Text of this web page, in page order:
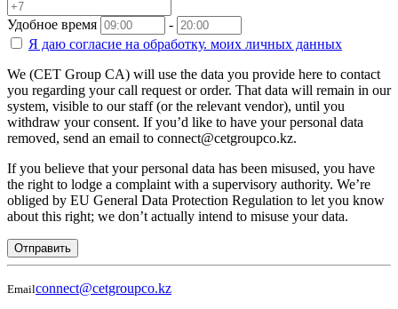
Удобное время
-
Я даю согласие на обработку. моих личных данных
We (CET Group CA) will use the data you provide here to contact
you regarding your call request or order. That data will remain in our
system, visible to our staff (or the relevant vendor), until you
withdraw your consent. If you’d like to have your personal data
removed, send an email to connect@cetgroupco.kz.
If you believe that your personal data has been misused, you have
the right to lodge a complaint with a supervisory authority. We’re
obliged by EU General Data Protection Regulation to let you know
about this right; we don’t actually intend to misuse your data.
Отправить
Emailconnect@cetgroupco.kz